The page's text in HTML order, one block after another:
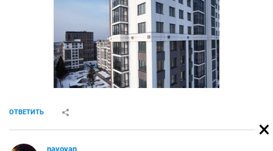
ОТВЕТИТЬ
navoyan